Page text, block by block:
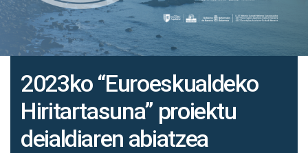
2023ko “Euroeskualdeko
Hiritartasuna” proiektu
deialdiaren abiatzea